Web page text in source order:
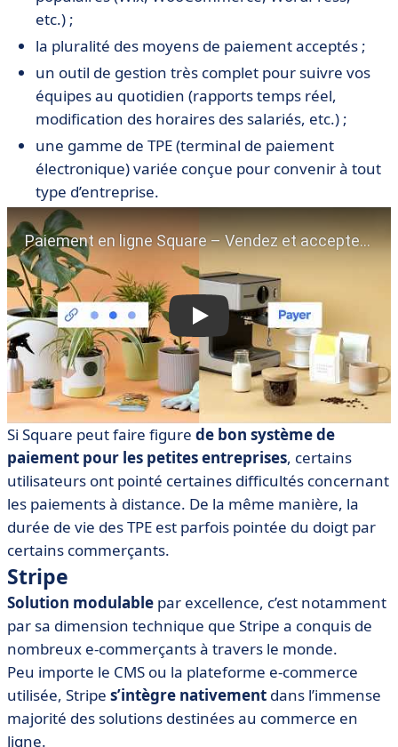
etc.) ;
la pluralité des moyens de paiement acceptés ;
un outil de gestion très complet pour suivre vos
équipes au quotidien (rapports temps réel,
modification des horaires des salariés, etc.) ;
une gamme de TPE (terminal de paiement
électronique) variée conçue pour convenir à tout
type d’entreprise.
Si Square peut faire figure de bon système de
paiement pour les petites entreprises, certains
utilisateurs ont pointé certaines difficultés concernant
les paiements à distance. De la même manière, la
durée de vie des TPE est parfois pointée du doigt par
certains commerçants.
Stripe
Solution modulable par excellence, c’est notamment
par sa dimension technique que Stripe a conquis de
nombreux e-commerçants à travers le monde.
Peu importe le CMS ou la plateforme e-commerce
utilisée, Stripe s’intègre nativement dans l’immense
majorité des solutions destinées au commerce en
ligne.